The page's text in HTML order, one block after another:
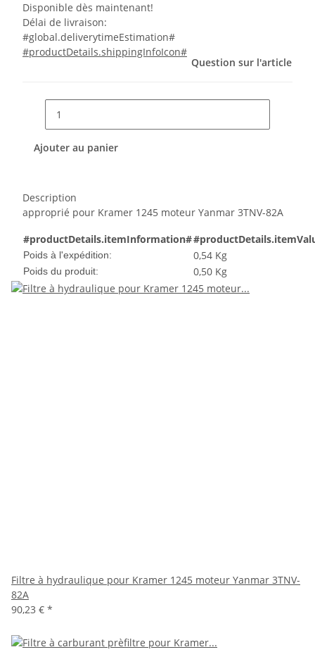
Disponible dès maintenant!
Délai de livraison:
#global.deliverytimeEstimation#
#productDetails.shippingInfoIcon#
Question sur l'article
Ajouter au panier
Description
approprié pour Kramer 1245 moteur Yanmar 3TNV-82A
#productDetails.itemInformation#
Poids à l'expédition: 0,54 Kg
Poids du produit: 0,50 Kg
Filtre à hydraulique pour Kramer 1245 moteur Yanmar 3TNV-
82A
90,23 € *